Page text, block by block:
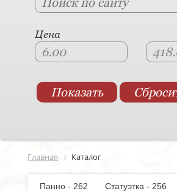
Цена
Главная Каталог
Панно - 262 Статуэтка - 256